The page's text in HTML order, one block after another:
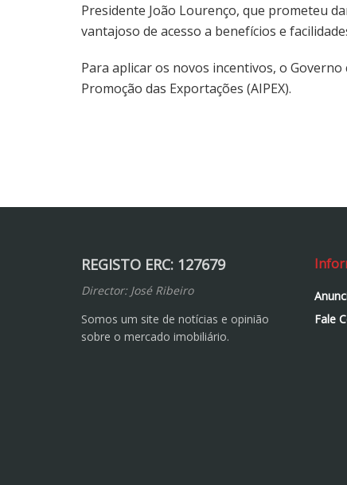
Presidente João Lourenço, que prometeu
vantajoso de acesso a benefícios e
Para aplicar os novos incentivos, o
Promoção das Exportações (AIPEX).
REGISTO ERC: 127679
Director: José Ribeiro
Somos um site de notícias e opinião
sobre o mercado imobiliário.
Fale